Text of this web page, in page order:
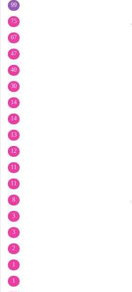
99
75
67
47
40
30
14
14
13
12
11
11
8
3
3
2
1
1